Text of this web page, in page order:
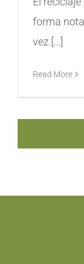
forma
vez [...]
Read More